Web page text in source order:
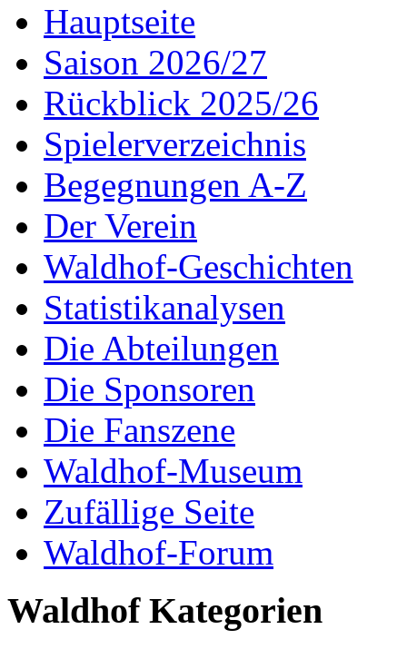
Hauptseite
Saison 2026/27
Rückblick 2025/26
Spielerverzeichnis
Begegnungen A-Z
Der Verein
Waldhof-Geschichten
Statistikanalysen
Die Abteilungen
Die Sponsoren
Die Fanszene
Waldhof-Museum
Zufällige Seite
Waldhof-Forum
Waldhof Kategorien